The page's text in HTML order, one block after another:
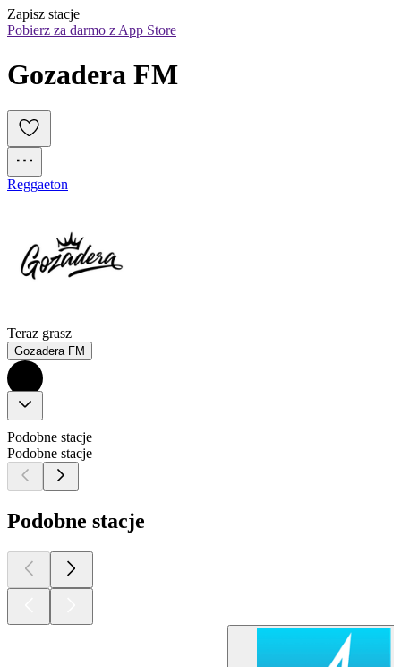
Zapisz stacje
Pobierz za darmo z App Store
Gozadera FM
Reggaeton
Teraz grasz
Gozadera FM
Podobne stacje
Podobne stacje
Podobne stacje